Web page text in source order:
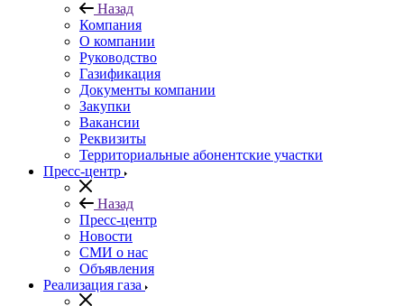
Назад
Компания
О компании
Руководство
Газификация
Документы компании
Закупки
Вакансии
Реквизиты
Территориальные абонентские участки
Пресс-центр
Назад
Пресс-центр
Новости
СМИ о нас
Объявления
Реализация газа